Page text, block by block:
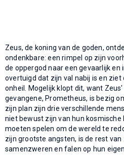
Zeus, de koning van de goden,
ondenkbare: een rimpel op zijn
de oppergod naar een gevaarlijk en
overtuigd dat zijn val nabij is en ziet
onheil. Mogelijk klopt dit, want
gevangene, Prometheus, is bezig
zijn plan zijn drie verschillende
niet bewust zijn van hun
moeten spelen om de wereld te
zijn grootste angsten, is de rest
samenzweren en falen op hun